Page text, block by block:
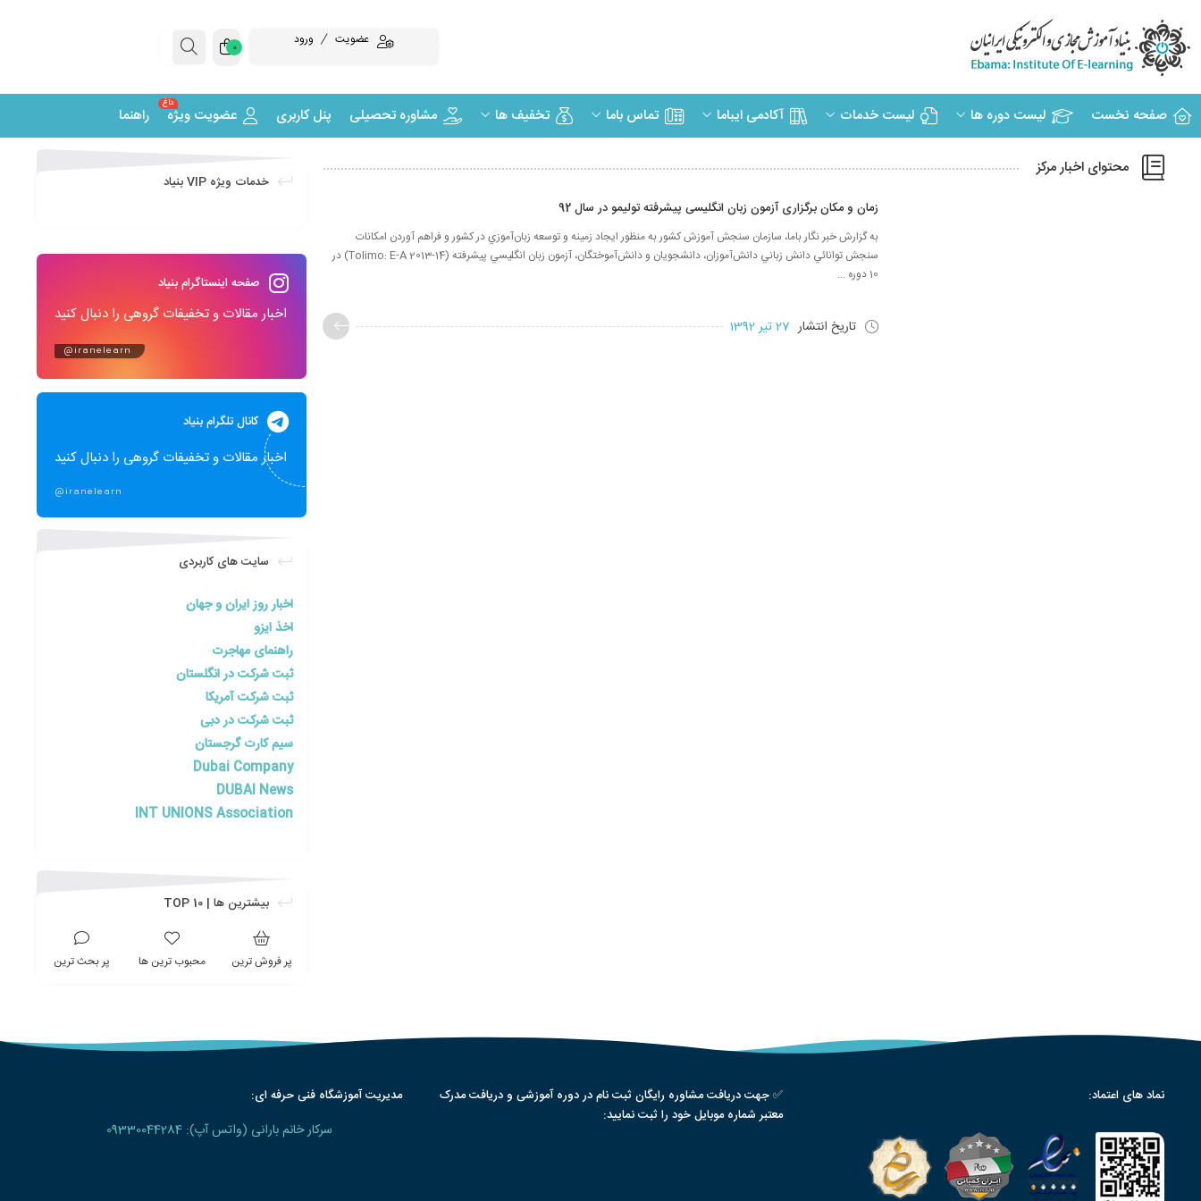
عضویت ورود 0
صفحه نخست لیست دوره ها لیست خدمات آکادمی ایباما تماس باما تخفیف ها مشاوره تحصیلی پنل کاربری عضویت ویژه
داغ
راهنما
محتوای اخبار مرکز
زمان و مکان برگزاری آزمون زبان انگلیسی پیشرفته تولیمو در سال 92
به گزارش خبر نگار باما، سازمان سنجش آموزش كشور به منظور ايجاد زمينه و توسعه زبان‌آموزي در كشور و فراهم آوردن امكانات
سنجش توانائي دانش زباني دانش‌آموزان، دانشجويان و دانش‌آموختگان، آزمون‌ زبان انگليسي پيشرفته (Tolimo: E-A 2013-14) در
10 دوره ...
تاریخ انتشار 27 تیر 1392
خدمات ویژه VIP بنیاد
صفحه اینستاگرام بنیاد
اخبار مقالات و تخفیفات گروهی را دنبال کنید
@iranelearn
کانال تلگرام بنیاد
اخبار مقالات و تخفیفات گروهی را دنبال کنید
@iranelearn
سایت های کاربردی
اخبار روز ایران و جهان
اخذ ایزو
راهنمای مهاجرت
ثبت شرکت در انگلستان
ثبت شرکت آمریکا
ثبت شرکت در دبی
سیم کارت گرجستان
Dubai Company
DUBAI News
INT UNIONS Association
بیشترین ها | TOP 10
پر فروش ترین محبوب ترین ها پر بحث ترین
نماد های اعتماد:
✅ جهت دریافت مشاوره رایگان ثبت نام در دوره آموزشی و دریافت مدرک
معتبر شماره موبایل خود را ثبت نمایید:
مدیریت آموزشگاه فنی حرفه ای:
سرکار خانم بارانی (واتس آپ): 09330044284